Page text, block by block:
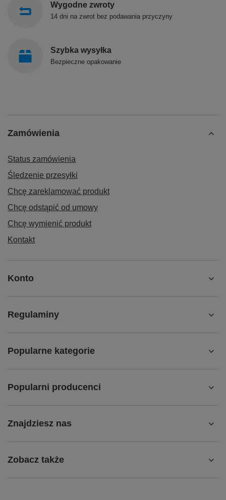
Wygodne zwroty
14 dni na zwrot bez podawania przyczyny
Szybka wysyłka
Bezpieczne opakowanie
Zamówienia
Status zamówienia
Śledzenie przesyłki
Chcę zareklamować produkt
Chcę odstąpić od umowy
Chcę wymienić produkt
Kontakt
Konto
Regulaminy
Popularne kategorie
Popularni producenci
Znajdziesz nas
Zobacz także